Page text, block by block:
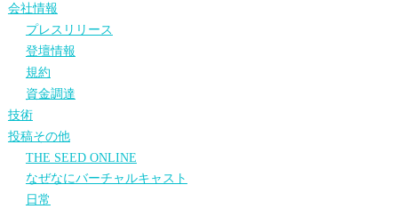
会社情報
プレスリリース
登壇情報
規約
資金調達
技術
投稿その他
THE SEED ONLINE
なぜなにバーチャルキャスト
日常